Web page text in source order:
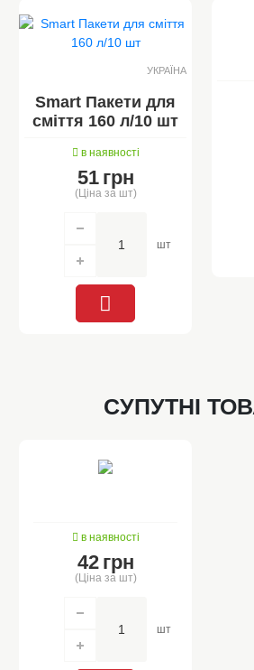
УКРАЇНА
Smart Пакети для
сміття 160 л/10 шт
в наявності
51 грн
(Ціна за шт)
шт
СУПУТНІ
в наявності
42 грн
(Ціна за шт)
шт